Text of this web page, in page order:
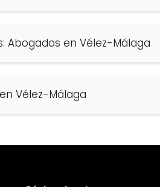
Abogados en Vélez-Málaga
Vélez-Málaga